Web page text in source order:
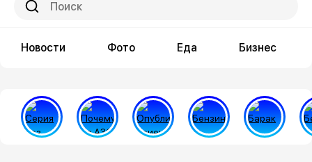
Новости Фото Еда Бизнес